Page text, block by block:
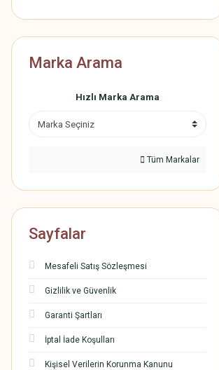
Marka Arama
Hızlı Marka Arama
Tüm Markalar
Sayfalar
Mesafeli Satış Sözleşmesi
Gizlilik ve Güvenlik
Garanti Şartları
İptal İade Koşulları
Kişisel Verilerin Korunma Kanunu